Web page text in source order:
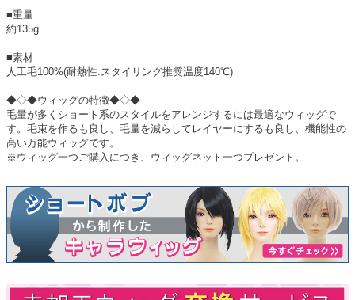
■重量
約135g
■素材
人工毛100%(耐熱性:スタイリング推奨温度140℃)
◆◇◆ウィッグの特徴◆◇◆
毛量が多くショート系のスタイルをアレンジするには最適なウィッグで
す。毛束を作るも良し、毛量を減らしてレイヤーにするも良し、機能性の
高い万能ウィッグです。
※ウィッグ一つご購入につき、ウィッグネット一つプレゼント。